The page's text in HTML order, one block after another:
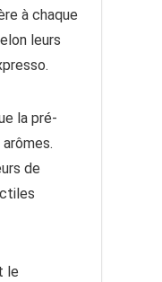
à chaque
leurs
la pré-
de
le